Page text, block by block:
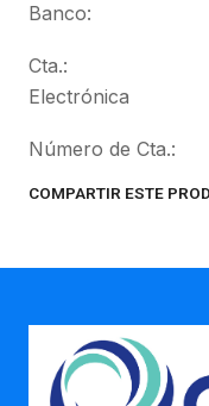
Banco:
Cta.:
Electrónica
Número de
COMPARTIR ESTE